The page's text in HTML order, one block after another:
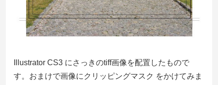
Illustrator CS3 にさっきのtiff画像を配置したもので
す。おまけで画像にクリッピングマスク をかけてみま